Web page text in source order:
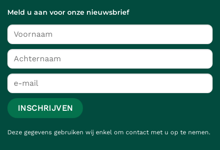
Meld u aan voor onze nieuwsbrief
Deze gegevens gebruiken wij enkel om contact met u op te nemen.